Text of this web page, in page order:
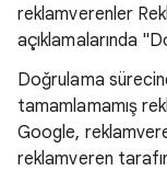
reklamverenler
açıklamalarında
Doğrulama
tamamlamamış
Google,
reklamveren